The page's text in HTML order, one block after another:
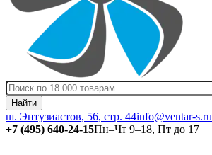
Найти
ш. Энтузиастов, 56, стр. 44info@ventar-s.ru
+7 (495) 640-24-15Пн–Чт 9–18, Пт до 17